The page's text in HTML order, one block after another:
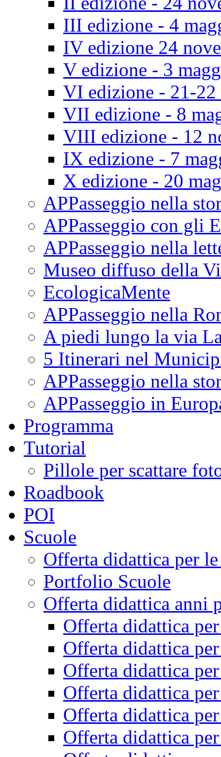
III edizione - 4
IV edizione 24
V edizione - 3
VI edizione - 21-22
VII edizione - 8
VIII edizione - 12
IX edizione - 7
X edizione - 20
APPasseggio nella
APPasseggio con gli
APPasseggio nella
Museo diffuso della
EcologicaMente
APPasseggio nella
A piedi lungo la via
5 Itinerari nel
APPasseggio nella
APPasseggio in
Programma
Tutorial
Pillole per scattare
Roadbook
POI
Scuole
Offerta didattica per
Portfolio Scuole
Offerta didattica anni
Offerta didattica
Offerta didattica
Offerta didattica
Offerta didattica
Offerta didattica
Offerta didattica